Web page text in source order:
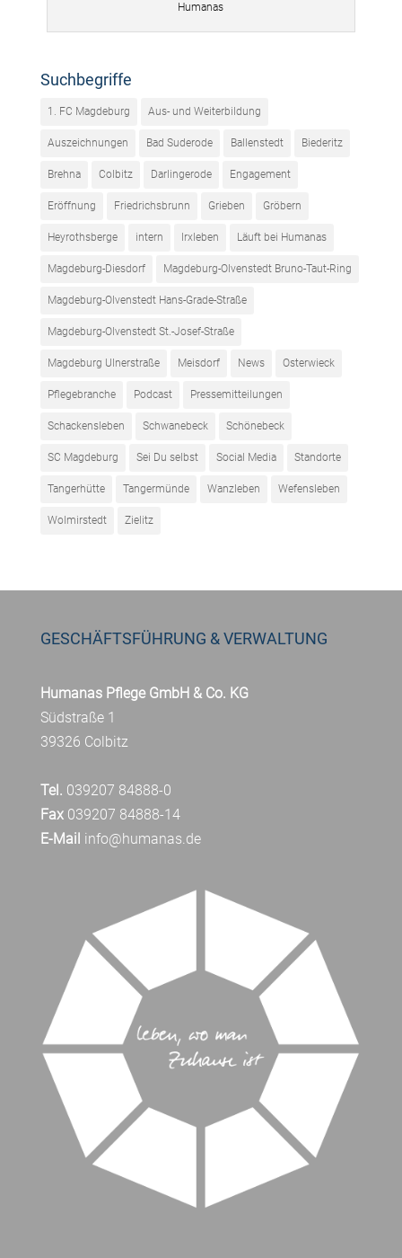
Humanas
Suchbegriffe
1. FC Magdeburg Aus- und Weiterbildung
Auszeichnungen Bad Suderode Ballenstedt Biederitz
Brehna Colbitz Darlingerode Engagement
Eröffnung Friedrichsbrunn Grieben Gröbern
Heyrothsberge intern Irxleben Läuft bei Humanas
Magdeburg-Diesdorf Magdeburg-Olvenstedt Bruno-Taut-Ring
Magdeburg-Olvenstedt Hans-Grade-Straße
Magdeburg-Olvenstedt St.-Josef-Straße
Magdeburg Ulnerstraße Meisdorf News Osterwieck
Pflegebranche Podcast Pressemitteilungen
Schackensleben Schwanebeck Schönebeck
SC Magdeburg Sei Du selbst Social Media Standorte
Tangerhütte Tangermünde Wanzleben Wefensleben
Wolmirstedt Zielitz
GESCHÄFTSFÜHRUNG & VERWALTUNG
Humanas Pflege GmbH & Co. KG
Südstraße 1
39326 Colbitz
Tel. 039207 84888-0
Fax039207 84888-14
E-Mail info@humanas.de